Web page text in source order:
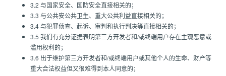
3.2 与国家安全、国防安全直接相关的；
3.3 与公共安公共卫生、重大公共利益直接相关的；
3.4 与犯罪侦查、起诉、审判和执行判决等直接相关的；
3.5 我们有充分证据表明第三方开发者和/或终端用户存在主观恶意或
滥用权利的；
3.6 出于维护第三方开发者和/或终端用户或其他个人的生命、财产等
重大合法权益但又很难得到本人同意的；